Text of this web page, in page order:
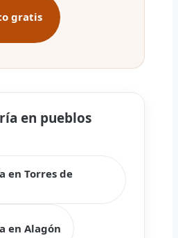
gratis
en pueblos
en Torres de
en Alagón